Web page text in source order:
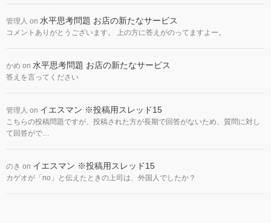
管理人 on 水平思考問題 お店の新たなサービス
コメントありがとうございます。 上の方に答えがのってますよー。
かめ on 水平思考問題 お店の新たなサービス
答えを言ってください
管理人 on イエスマン ※投稿用スレッド15
こちらの投稿問題ですが、投稿された方が長期で回答がないため、質問に対し
て回答がで…
のき on イエスマン ※投稿用スレッド15
カゲオが「no」と伝えたときの上司は、外国人でしたか？